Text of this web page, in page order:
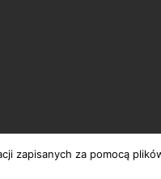
zapisanych za pomocą